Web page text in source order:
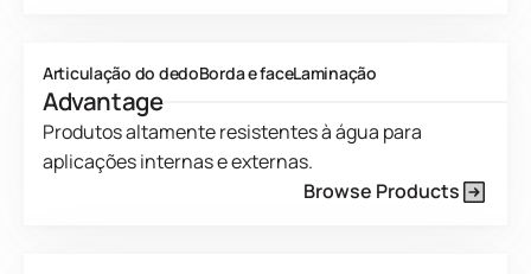
Articulação do dedoBorda e faceLaminação
Advantage
Produtos altamente resistentes à água para
aplicações internas e externas.
Browse Products